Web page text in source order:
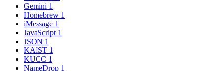
Gemini 1
Homebrew 1
iMessage 1
JavaScript 1
JSON 1
KAIST 1
KUCC 1
NameDrop 1